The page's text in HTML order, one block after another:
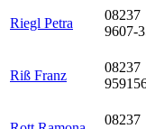
Riegl Petra
08237
9607-
Riß Franz
08237
08237